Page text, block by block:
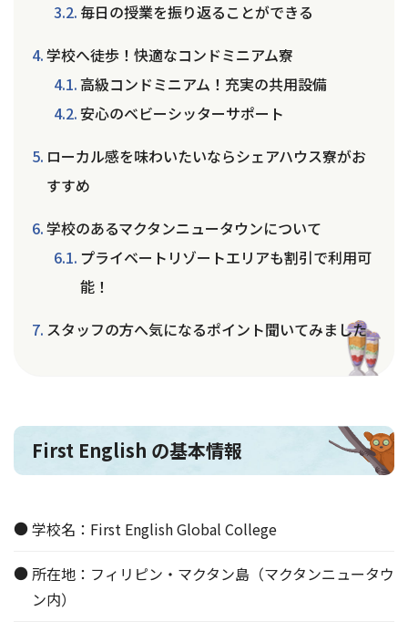
毎日の授業を振り返ることができる
学校へ徒歩！快適なコンドミニアム寮
高級コンドミニアム！充実の共用設備
安心のベビーシッターサポート
ローカル感を味わいたいならシェアハウス寮がお
すすめ
学校のあるマクタンニュータウンについて
プライベートリゾートエリアも割引で利用可
能！
スタッフの方へ気になるポイント聞いてみました
First English の基本情報
学校名：First English Global College
所在地：フィリピン・マクタン島（マクタンニュータウ
ン内）